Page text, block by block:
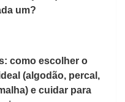
um?
como escolher o
(algodão, percal,
e cuidar para